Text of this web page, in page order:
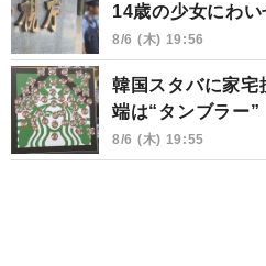
14歳の少女にわ
8/6 (木) 19:56
韓国スタバに家
端は“タンブラー”
8/6 (木) 19:55